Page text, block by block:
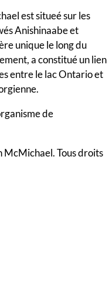
est situeé sur les
Anishinaabe et
unique le long du
a constitué un lien
entre le lac Ontario et
de
Tous droits